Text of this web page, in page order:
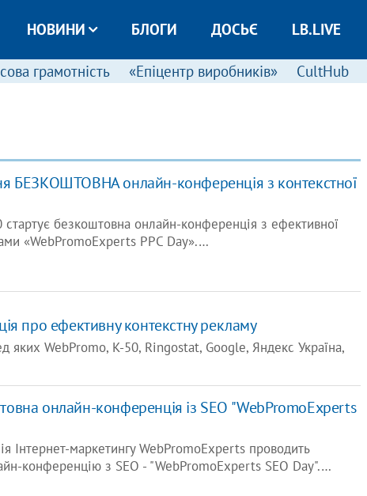
НОВИНИ БЛОГИ ДОСЬЄ LB.LIVE
грамотність «Епіцентр виробників» CultHub
БЕЗКОШТОВНА онлайн-конференція з контекстної
безкоштовна онлайн-конференція з ефективної
«WebPromoExperts PPC Day».…
про ефективну контекстну рекламу
яких WebPromo, K-50, Ringostat, Google, Яндекс Україна,
онлайн-конференція із SEO "WebPromoExperts
Інтернет-маркетингу WebPromoExperts проводить
конференцію з SEO - "WebPromoExperts SEO Day".…